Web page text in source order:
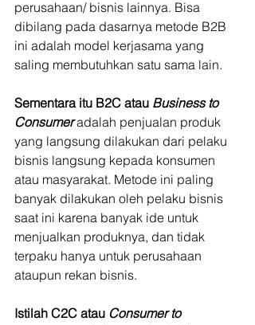
perusahaan/ bisnis lainnya. Bisa
dibilang pada dasarnya metode B2B
ini adalah model kerjasama yang
saling membutuhkan satu sama lain.
Sementara itu B2C atau Business to
Consumer adalah penjualan produk
yang langsung dilakukan dari pelaku
bisnis langsung kepada konsumen
atau masyarakat. Metode ini paling
banyak dilakukan oleh pelaku bisnis
saat ini karena banyak ide untuk
menjualkan produknya, dan tidak
terpaku hanya untuk perusahaan
ataupun rekan bisnis.
Istilah C2C atau Consumer to